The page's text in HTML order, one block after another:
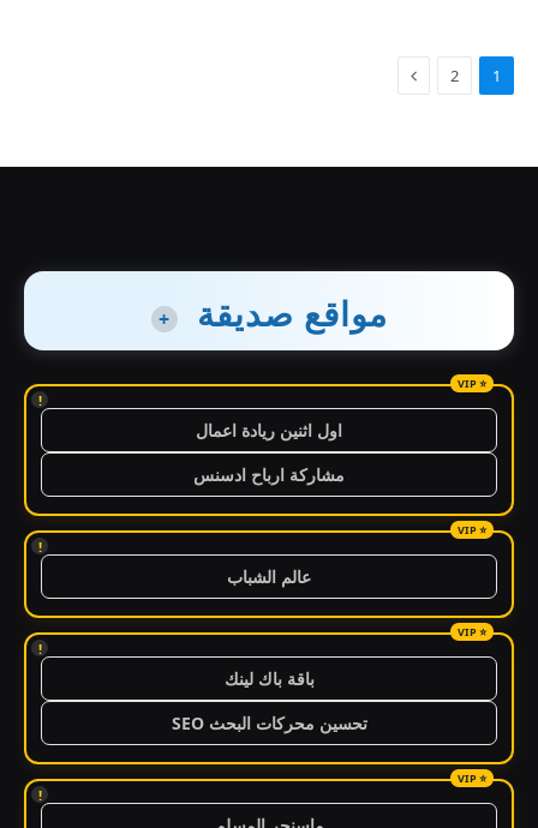
1
2
مواقع صديقة +
!
اول اثنين ريادة اعمال
مشاركة ارباح ادسنس
!
عالم الشباب
!
باقة باك لينك
تحسين محركات البحث SEO
!